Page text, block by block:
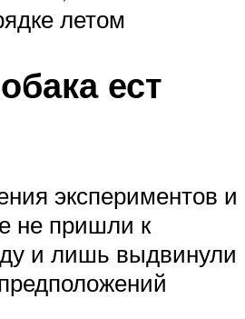
летом
ест
экспериментов и
не пришли к
и лишь выдвинули